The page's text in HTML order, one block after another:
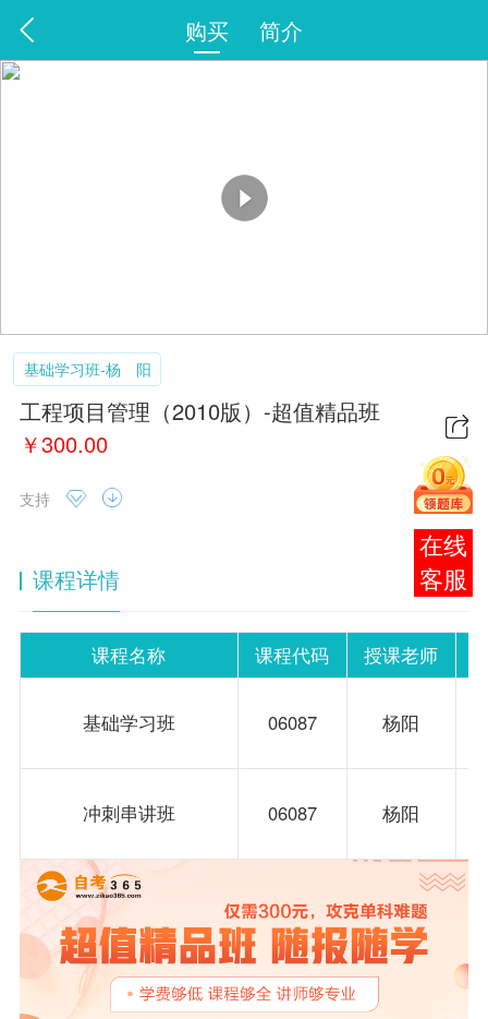
购买 简介
基础学习班-杨 阳
工程项目管理（2010版）-超值精品班
￥300.00
支持
课程详情
课程名称 课程代码 授课老师
基础学习班 06087 杨阳
冲刺串讲班 06087 杨阳
报考
咨询